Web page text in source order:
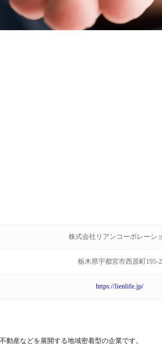
株式会社リアンコーポレーシ
栃木県宇都宮市西原町195-2
https://lienlife.jp/
産などを展開する地域密着型の企業です。